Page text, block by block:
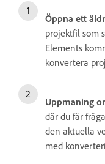
Öppna ett
projektfil som
Elements
konvertera
Uppmaning
där du får
den aktuella
med